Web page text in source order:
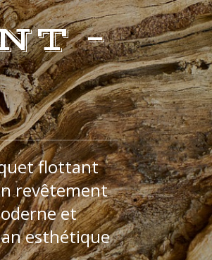
–
flottant
revêtement
et
esthétique